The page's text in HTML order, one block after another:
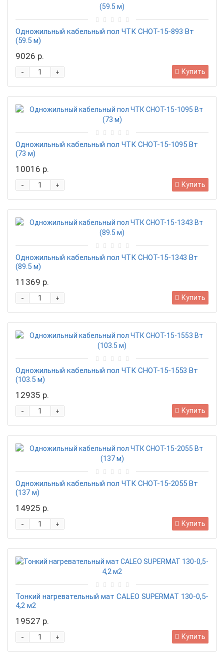
Одножильный кабельный пол ЧТК СНОТ-15-893 Вт
(59.5 м)
9026 р.
+
- Купить
Одножильный кабельный пол ЧТК СНОТ-15-1095 Вт
(73 м)
10016 р.
+
- Купить
Одножильный кабельный пол ЧТК СНОТ-15-1343 Вт
(89.5 м)
11369 р.
+
- Купить
Одножильный кабельный пол ЧТК СНОТ-15-1553 Вт
(103.5 м)
12935 р.
+
- Купить
Одножильный кабельный пол ЧТК СНОТ-15-2055 Вт
(137 м)
14925 р.
+
- Купить
Тонкий нагревательный мат CALEO SUPERMAT 130-0,5-
4,2 м2
19527 р.
+
- Купить